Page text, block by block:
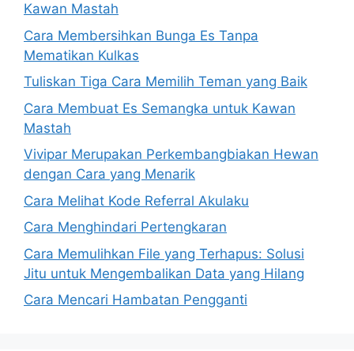
Kawan Mastah
Cara Membersihkan Bunga Es Tanpa
Mematikan Kulkas
Tuliskan Tiga Cara Memilih Teman yang Baik
Cara Membuat Es Semangka untuk Kawan
Mastah
Vivipar Merupakan Perkembangbiakan Hewan
dengan Cara yang Menarik
Cara Melihat Kode Referral Akulaku
Cara Menghindari Pertengkaran
Cara Memulihkan File yang Terhapus: Solusi
Jitu untuk Mengembalikan Data yang Hilang
Cara Mencari Hambatan Pengganti